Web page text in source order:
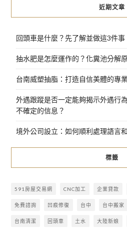
近期文章
回頭車是什麼？先了解並做這3件事
抽水肥是怎麼運作的？化糞池分解
台南威塑抽脂：打造自信美體的專
外遇跟蹤是否一定能夠揭示外遇行
不確定的信息？
境外公司設立：如何順利處理語言
標籤
591房屋交易網 CNC加工 企業貸款
免費諮詢 凹痕修復 台中 台中搬家
台南清潔 回頭車 土水 大陸新娘